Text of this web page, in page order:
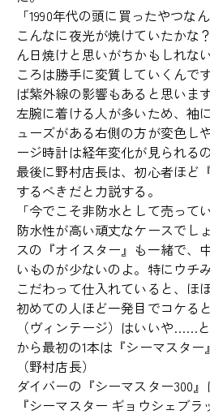
「1990年代の頭に買ったやつな
こんなに夜光が焼けていたか
ん日焼けと思いがちかもしれな
ころは勝手に変質していくんで
ば紫外線の影響もあると思いま
左腕に着ける人が多いため、袖
ューズがある右側の方が変色し
ージ時計は経年変化が見られる
最後に野村店長は、初心者ほど
するべきだと力説する。
「今でこそ非防水として売って
防水性が高い頑丈なケースで
スの『オイスター』も一緒で、
いものが少ないのよ。特にウチ
こだわって仕入れていると、ほ
初めての人ほど一発目でコケる
（ヴィンテージ）はいいや……
から最初の1本は『シーマスター
（野村店長）
ダイバーの『シーマスター300』
『シーマスター ギョウシェブ